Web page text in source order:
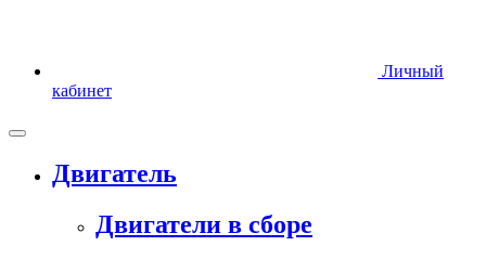
Личный
кабинет
Двигатель
Двигатели в сборе